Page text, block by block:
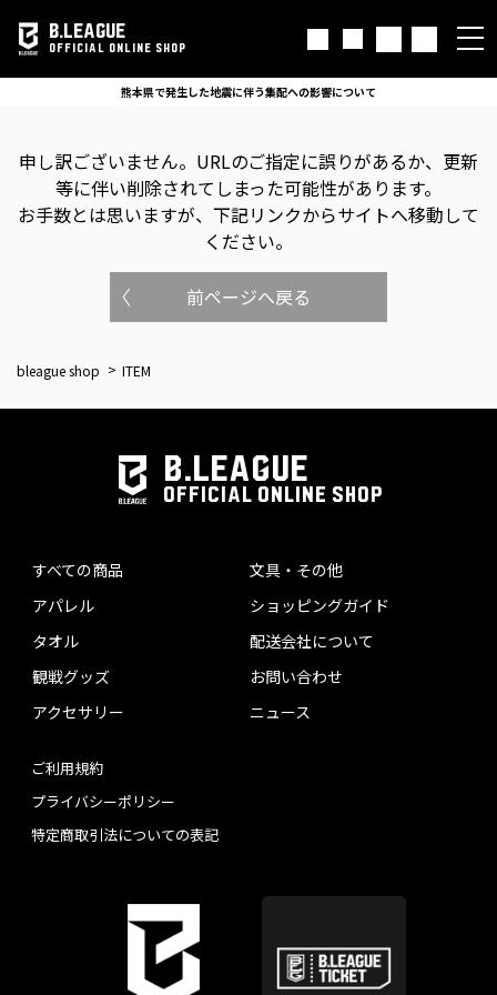
B.LEAGUE
OFFICIAL ONLINE SHOP
熊本県で発生した地震に伴う集配への影響について
申し訳ございません。 URLのご指定に誤りがあるか、更新
等に伴い削除されてしまった可能性があります。
お手数とは思いますが、下記リンクからサイトへ移動して
ください。
前ページへ戻る
bleague shop ITEM
B.LEAGUE
OFFICIAL ONLINE SHOP
すべての商品
アパレル
タオル
観戦グッズ
アクセサリー
文具・その他
ショッピングガイド
配送会社について
お問い合わせ
ニュース
ご利用規約
プライバシーポリシー
特定商取引法についての表記